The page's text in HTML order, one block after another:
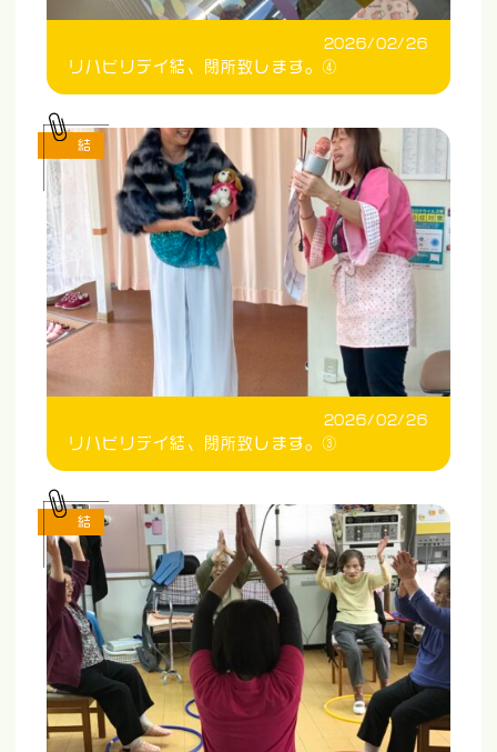
2026/02/26
リハビリデイ結、閉所致します。④
2026/02/26
リハビリデイ結、閉所致します。③
結
結